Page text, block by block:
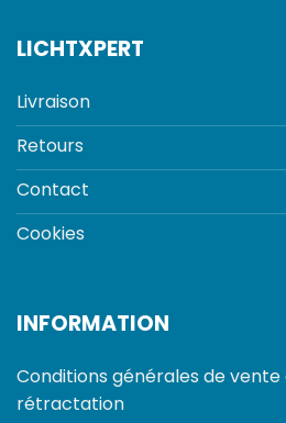
LICHTXPERT
Livraison
Retours
Contact
Cookies
INFORMATION
Conditions générales de
rétractation